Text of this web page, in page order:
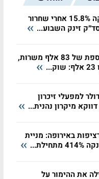
ספייס X זינקה 15.8% אחרי שחרור
זינק השבוע...
הצפי היה תוספת של 83 אלף משרות,
דולר למפעלי זיכרון
מיקרון נהנית...
באירופה: מניית
את ההימור על